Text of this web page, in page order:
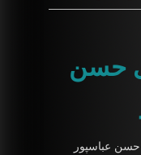
حسن
حسن عباسپور